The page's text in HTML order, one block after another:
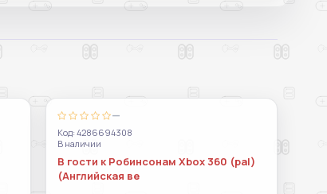
—
Код: 4286694308
В наличии
В гости к Робинсонам Xbox 360 (pal)
(Английская ве